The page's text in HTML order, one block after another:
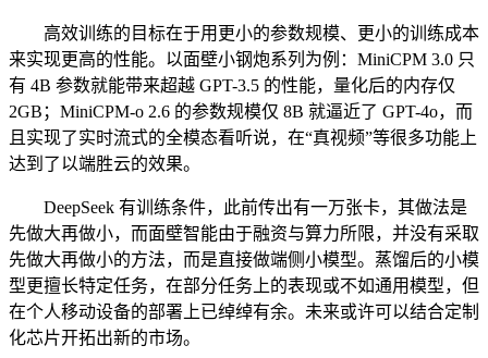
高效训练的目标在于用更小的参数规模、更小的训练成本
来实现更高的性能。以面壁小钢炮系列为例：MiniCPM 3.0 只
有 4B 参数就能带来超越 GPT-3.5 的性能，量化后的内存仅
2GB；MiniCPM-o 2.6 的参数规模仅 8B 就逼近了 GPT-4o，而
且实现了实时流式的全模态看听说，在“真视频”等很多功能上
达到了以端胜云的效果。
DeepSeek 有训练条件，此前传出有一万张卡，其做法是
先做大再做小，而面壁智能由于融资与算力所限，并没有采取
先做大再做小的方法，而是直接做端侧小模型。蒸馏后的小模
型更擅长特定任务，在部分任务上的表现或不如通用模型，但
在个人移动设备的部署上已绰绰有余。未来或许可以结合定制
化芯片开拓出新的市场。